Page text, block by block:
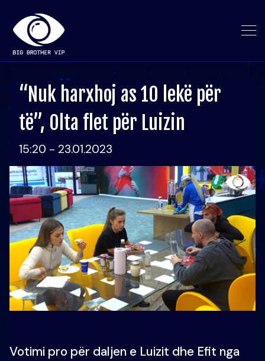
“Nuk harxhoj as 10 lekë për
të”, Olta flet për Luizin
15:20 - 23.01.2023
Votimi pro për daljen e Luizit dhe Efit nga